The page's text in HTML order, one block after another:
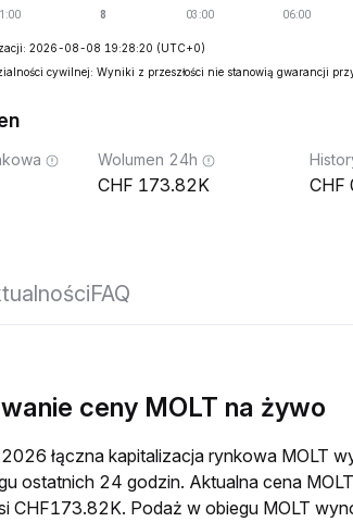
2026-08-08 19:28:20 (UTC+0)
cywilnej: Wyniki z przeszłości nie stanowią gwarancji
Wolumen 24h
173.82K
FAQ
ceny MOLT na żywo
łączna kapitalizacja rynkowa MOLT
ostatnich 24 godzin. Aktualna cena
CHF173.82K. Podaż w obiegu MOLT